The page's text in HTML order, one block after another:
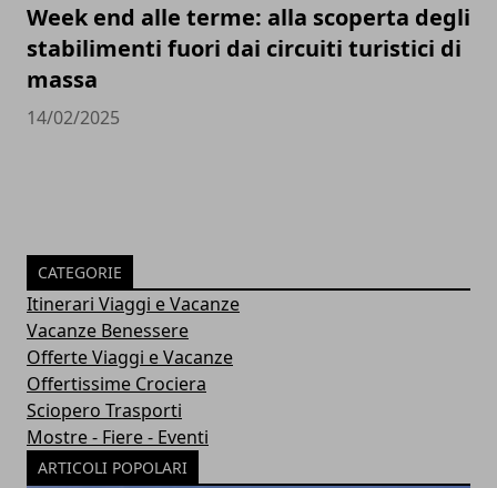
Week end alle terme: alla scoperta degli
stabilimenti fuori dai circuiti turistici di
massa
14/02/2025
CATEGORIE
Itinerari Viaggi e Vacanze
Vacanze Benessere
Offerte Viaggi e Vacanze
Offertissime Crociera
Sciopero Trasporti
Mostre - Fiere - Eventi
ARTICOLI POPOLARI